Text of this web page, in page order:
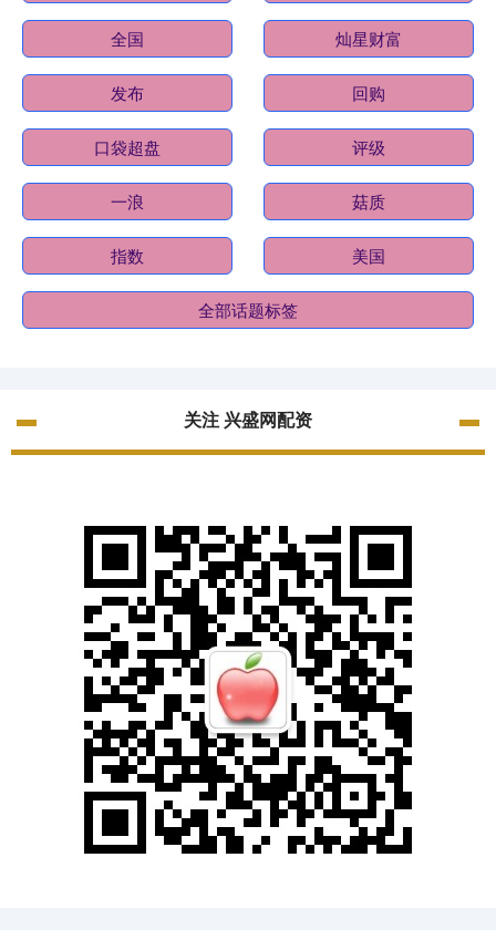
全国 灿星财富
发布 回购
口袋超盘 评级
一浪 菇质
指数 美国
全部话题标签
关注 兴盛网配资